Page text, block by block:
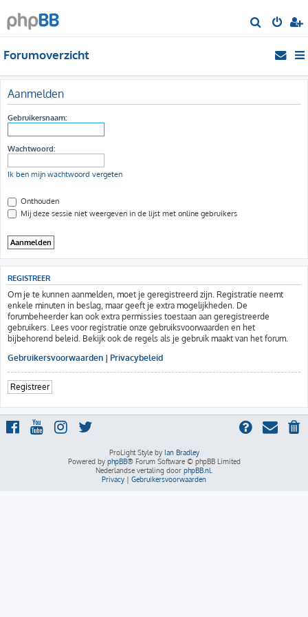
o
Forumoverzicht
Aanmelden
Gebruikersnaam:
Wachtwoord:
Ik ben mijn wachtwoord vergeten
Onthouden
Mij deze sessie niet weergeven in de lijst met online gebruikers
REGISTREER
Om je te kunnen aanmelden, moet je geregistreerd zijn. Registratie neemt
enkele minuten in beslag, maar geeft je extra mogelijkheden. De
forumbeheerder kan ook extra permissies toestaan aan geregistreerde
gebruikers. Lees voor registratie onze gebruiksvoorwaarden en het
bijbehorend beleid. Bekijk ook de regels als je gebruik maakt van het forum.
Gebruikersvoorwaarden | Privacybeleid
Registreer
ProLight Style by Ian Bradley
Powered by phpBB® Forum Software © phpBB Limited
Nederlandse vertaling door phpBB.nl
Privacy | Gebruikersvoorwaarden